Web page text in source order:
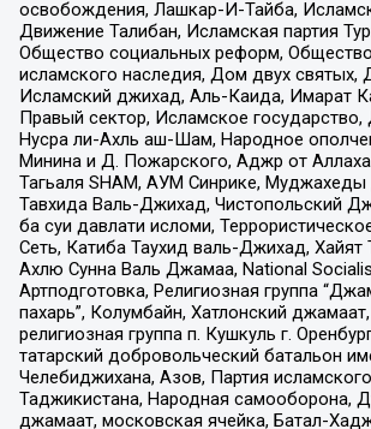
освобождения, Лашкар-И-Тайба,
Движение Талибан, Исламская партия
Общество социальных реформ,
исламского наследия, Дом двух
Исламский джихад, Аль-Каида, Имарат
Правый сектор, Исламское
Нусра ли-Ахль аш-Шам, Народное
Минина и Д. Пожарского, Аджр от Аллаха
Тагьаля SHAM, АУМ Синрике,
Тавхида Валь-Джихад, Чистопольский
ба суи давлати исломи,
Сеть, Катиба Таухид валь-Джихад,
Ахлю Сунна Валь Джамаа, National
Артподготовка, Религиозная группа
пахарь”, Колумбайн, Хатлонский
религиозная группа п. Кушкуль г.
татарский добровольческий батальон
Челебиджихана, Азов, Партия
Таджикистана, Народная самооборона,
джамаат, московская ячейка, Батал-